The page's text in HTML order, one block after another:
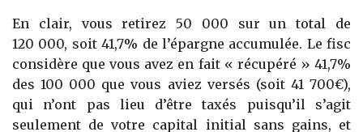
En clair, vous retirez 50 000 sur un total de
120 000, soit 41,7% de l’épargne accumulée. Le fisc
considère que vous avez en fait « récupéré » 41,7%
des 100 000 que vous aviez versés (soit 41 700€),
qui n’ont pas lieu d’être taxés puisqu’il s’agit
seulement de votre capital initial sans gains, et